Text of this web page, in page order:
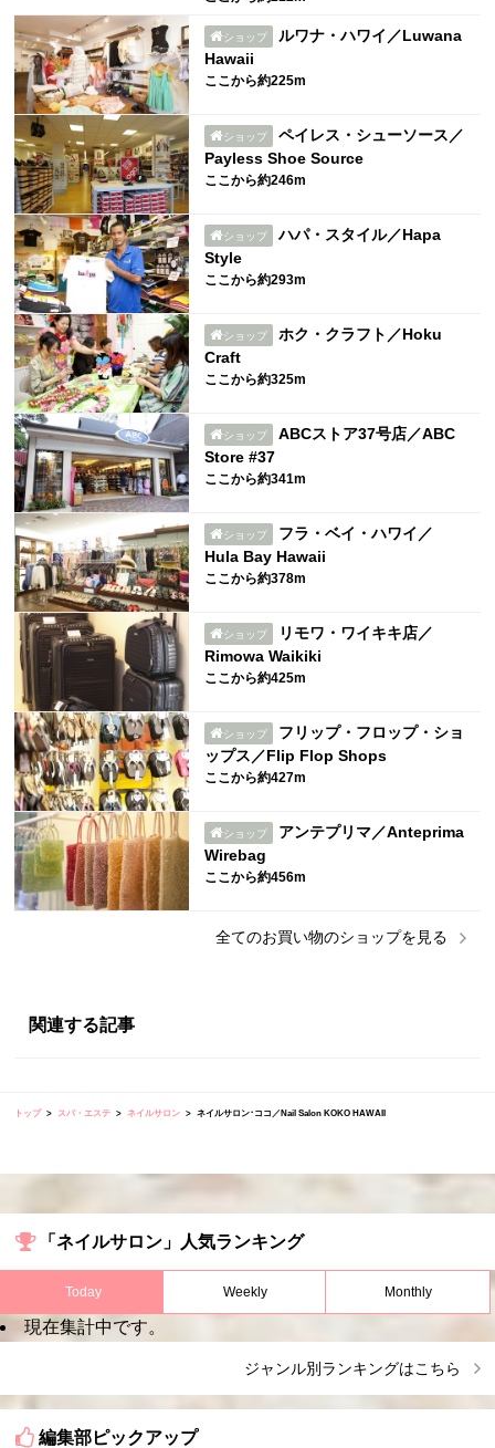
ショップ
ルワナ・ハワイ／Luwana
Hawaii
ここから約225m
ショップ
ペイレス・シューソース／
Payless Shoe Source
ここから約246m
ショップ
ハパ・スタイル／Hapa
Style
ここから約293m
ショップ
ホク・クラフト／Hoku
Craft
ここから約325m
ショップ
ABCストア37号店／ABC
Store #37
ここから約341m
ショップ
フラ・ベイ・ハワイ／
Hula Bay Hawaii
ここから約378m
ショップ
リモワ・ワイキキ店／
Rimowa Waikiki
ここから約425m
ショップ
フリップ・フロップ・ショ
ップス／Flip Flop Shops
ここから約427m
ショップ
アンテプリマ／Anteprima
Wirebag
ここから約456m
全てのお買い物のショップを見る
関連する記事
トップ スパ・エステ ネイルサロン ネイルサロン･ココ／Nail Salon KOKO HAWAII
「ネイルサロン」人気ランキング
Today Weekly Monthly
現在集計中です。
ジャンル別ランキングはこちら
編集部ピックアップ